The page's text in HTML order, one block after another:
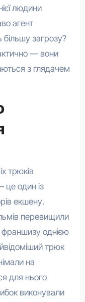
людини
агент
загрозу?
— вони
з глядачем
трюків
це один із
екшену.
перевищили
франшизу однією
трюк
на
для нього
виконували